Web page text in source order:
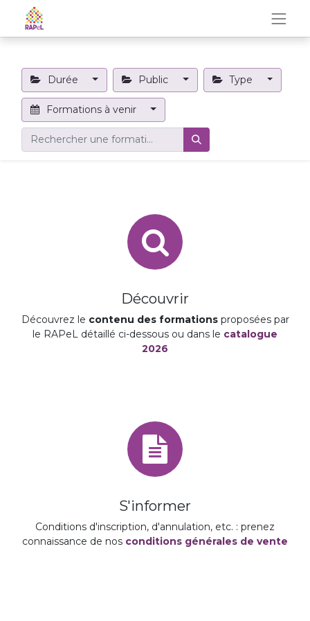
Durée Public Type
Formations à venir
Découvrir
Découvrez le contenu des formationsproposées par
le RAPeL détaillé ci-dessous ou dans le catalogue
2026
S'informer
Conditions d'inscription, d'annulation, etc. : prenez
connaissance de nos conditions générales de vente